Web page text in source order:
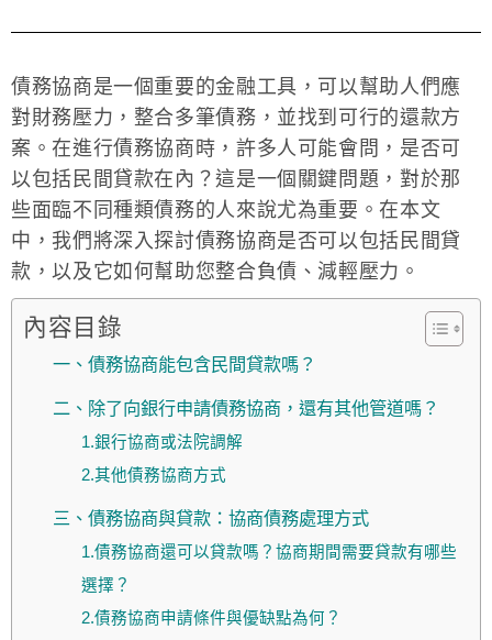
債務協商是一個重要的金融工具，可以幫助人們應
對財務壓力，整合多筆債務，並找到可行的還款方
案。在進行債務協商時，許多人可能會問，是否可
以包括民間貸款在內？這是一個關鍵問題，對於那
些面臨不同種類債務的人來說尤為重要。在本文
中，我們將深入探討債務協商是否可以包括民間貸
款，以及它如何幫助您整合負債、減輕壓力。
內容目錄
一、債務協商能包含民間貸款嗎？
二、除了向銀行申請債務協商，還有其他管道嗎？
1.銀行協商或法院調解
2.其他債務協商方式
三、債務協商與貸款：協商債務處理方式
1.債務協商還可以貸款嗎？協商期間需要貸款有哪些
選擇？
2.債務協商申請條件與優缺點為何？